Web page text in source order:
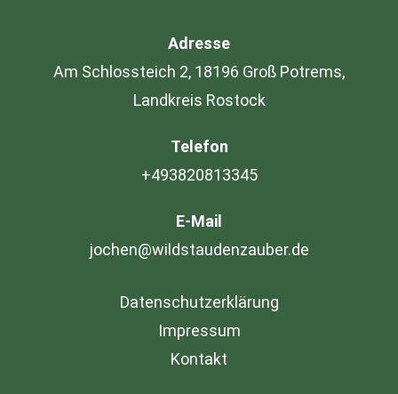
Adresse
Am Schlossteich 2, 18196 Groß Potrems,
Landkreis Rostock
Telefon
+493820813345
E-Mail
jochen@wildstaudenzauber.de
Datenschutzerklärung
Impressum
Kontakt